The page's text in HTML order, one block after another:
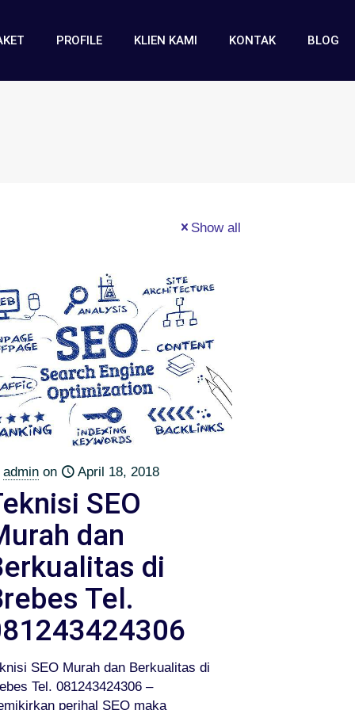
PROFILE KLIEN KAMI KONTAK BLOG
Show all
admin on April 18, 2018
SEO
dan
di
Tel.
SEO Murah dan Berkualitas di
Tel. 081243424306 –
perihal SEO maka